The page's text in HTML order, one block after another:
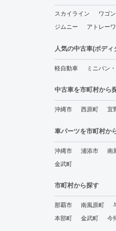
スカイライン ワゴ
ジムニー
アトレー
人気の中古車(ボディ
軽自動車 ミニバン
中古車を市町村から
沖縄市 西原町 宜
車パーツを市町村か
沖縄市 浦添市 南
金武町
市町村から探す
那覇市 南風原町
本部町
金武町 今